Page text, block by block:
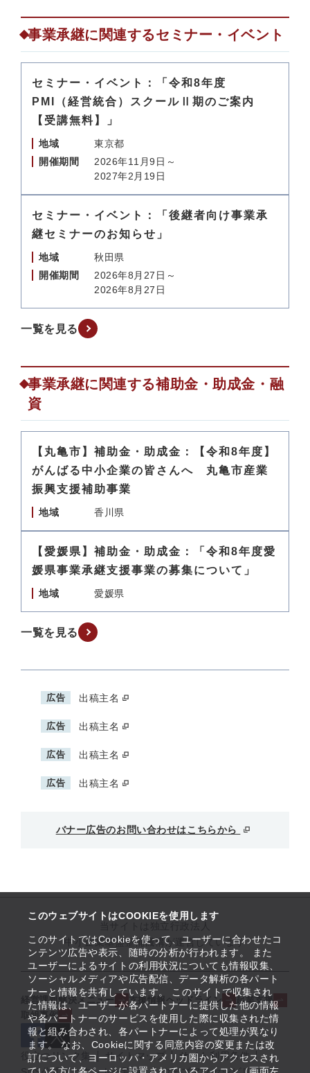
このウェブサイトはCOOKIEを使用します
このサイトではCookieを使って、ユーザーに合わせたコ
ンテンツ広告や表示、随時の分析が行われます。 また
ユーザーによるサイトの利用状況についても情報収集、
ソーシャルメディアや広告配信、データ解析の各パート
ナーと情報を共有しています。 このサイトで収集され
た情報は、ユーザーが各パートナーに提供した他の情報
や各パートナーのサービスを使用した際に収集された情
報と組み合わされ、各パートナーによって処理が異なり
ます。 なお、Cookieに関する同意内容の変更または改
訂について、ヨーロッパ・アメリカ圏からアクセスされ
事業承継に関連するセミナー・イベント
セミナー・イベント：「令和8年度
PMI（経営統合）スクールⅡ期のご案内
【受講無料】」
地域
東京都
開催期間
2026年11月9日～
2027年2月19日
セミナー・イベント：「後継者向け事業承
継セミナーのお知らせ」
地域
秋田県
開催期間
2026年8月27日～
2026年8月27日
一覧を見る
事業承継に関連する補助金・助成金・融
資
【丸亀市】補助金・助成金：【令和8年度】
がんばる中小企業の皆さんへ 丸亀市産業
振興支援補助事業
地域 香川県
【愛媛県】補助金・助成金：「令和8年度愛
媛県事業承継支援事業の募集について」
地域 愛媛県
一覧を見る
広告 出稿主名
広告 出稿主名
広告 出稿主名
広告 出稿主名
バナー広告のお問い合わせはこちらから
中小企業基盤整備機構が運営しています
経営課題解決メニュー 支援情報ヘッドライン
起業支援
取組事例
役立つリンク集 サイトマップ
サイト利用条件